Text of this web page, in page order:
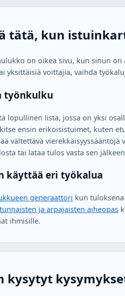
tätä, kun
on oikea sivu, kun sinun
yksittäisiä voittajia, vaihda
työnkulku
lopullinen lista, jossa on yksi
ensin erikoisistuimet, kuten
vältettävä
tai lataa tulos vasta sen
käyttää eri työkalua
generaattori kun
ja arpajaisten aiheopas
ihmisille.
kysytyt